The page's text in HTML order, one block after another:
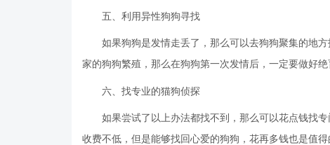
五、利用异性狗狗寻找
如果狗狗是发情走丢了，那么可以去狗狗聚集的地方
家的狗狗繁殖，那么在狗狗第一次发情后，一定要做好绝
六、找专业的猫狗侦探
如果尝试了以上办法都找不到，那么可以花点钱找专
收费不低，但是能够找回心爱的狗狗，花再多钱也是值得